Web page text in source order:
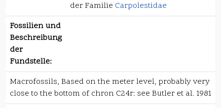
der Familie Carpolestidae
Fossilien und
Beschreibung
der
Fundstelle:
Macrofossils, Based on the meter level, probably very
close to the bottom of chron C24r: see Butler et al. 1981